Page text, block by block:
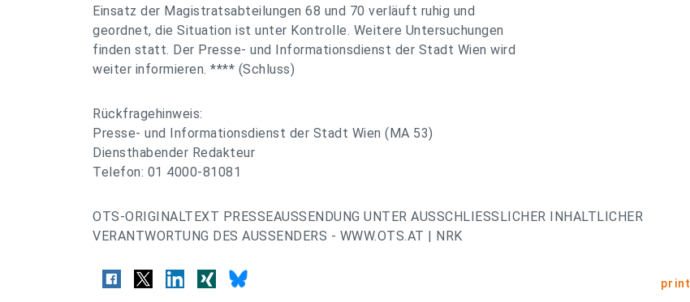
Einsatz der Magistratsabteilungen 68 und 70 verläuft ruhig und
geordnet, die Situation ist unter Kontrolle. Weitere Untersuchungen
finden statt. Der Presse- und Informationsdienst der Stadt Wien wird
weiter informieren. **** (Schluss)
Rückfragehinweis:
Presse- und Informationsdienst der Stadt Wien (MA 53)
Diensthabender Redakteur
Telefon: 01 4000-81081
OTS-ORIGINALTEXT PRESSEAUSSENDUNG UNTER AUSSCHLIESSLICHER INHALTLICHER
VERANTWORTUNG DES AUSSENDERS - WWW.OTS.AT | NRK
print